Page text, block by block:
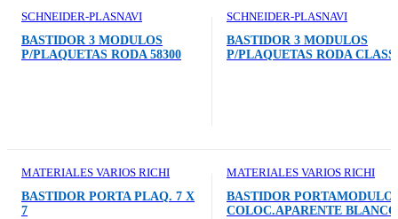
SCHNEIDER-PLASNAVI
BASTIDOR 3 MODULOS
P/PLAQUETAS RODA 58300
SCHNEIDER-PLASNAVI
BASTIDOR 3 MODULOS
P/PLAQUETAS RODA CLASS
MATERIALES VARIOS RICHI
BASTIDOR PORTA PLAQ. 7 X
7
MATERIALES VARIOS RICHI
BASTIDOR PORTAMODULO
COLOC.APARENTE